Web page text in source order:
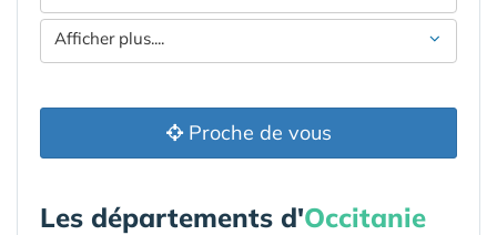
Afficher plus....
Proche de vous
Les départements d'Occitanie